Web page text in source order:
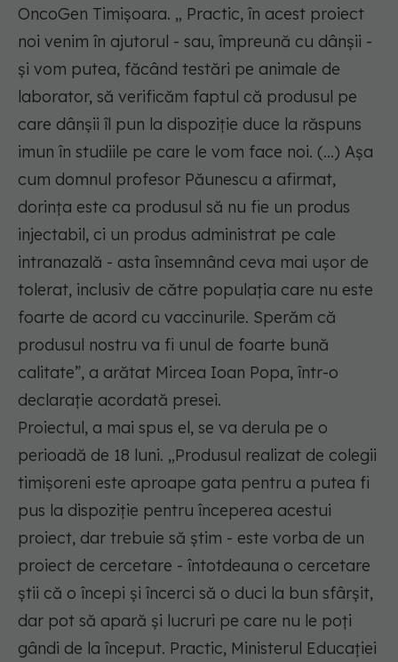
OncoGen Timișoara. „ Practic, în acest proiect
noi venim în ajutorul - sau, împreună cu dânşii -
şi vom putea, făcând testări pe animale de
laborator, să verificăm faptul că produsul pe
care dânşii îl pun la dispoziţie duce la răspuns
imun în studiile pe care le vom face noi. (...) Aşa
cum domnul profesor Păunescu a afirmat,
dorinţa este ca produsul să nu fie un produs
injectabil, ci un produs administrat pe cale
intranazală - asta însemnând ceva mai uşor de
tolerat, inclusiv de către populaţia care nu este
foarte de acord cu vaccinurile. Sperăm că
produsul nostru va fi unul de foarte bună
calitate”, a arătat Mircea Ioan Popa, într-o
declaraţie acordată presei.
Proiectul, a mai spus el, se va derula pe o
perioadă de 18 luni. „Produsul realizat de colegii
timişoreni este aproape gata pentru a putea fi
pus la dispoziţie pentru începerea acestui
proiect, dar trebuie să ştim - este vorba de un
proiect de cercetare - întotdeauna o cercetare
ştii că o începi şi încerci să o duci la bun sfârşit,
dar pot să apară şi lucruri pe care nu le poţi
gândi de la început. Practic, Ministerul Educaţiei